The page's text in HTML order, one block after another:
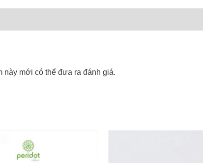
này mới có thể đưa ra đánh giá.